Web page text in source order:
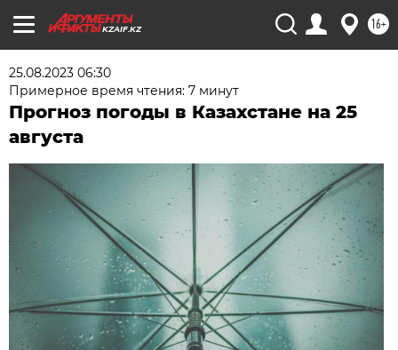
KZAIF.KZ 16+
25.08.2023 06:30
Примерное время чтения: 7 минут
Прогноз погоды в Казахстане на 25
августа